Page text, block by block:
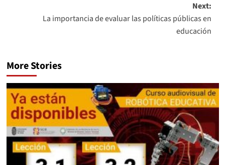
Next:
La importancia de evaluar las políticas públicas en
educación
More Stories